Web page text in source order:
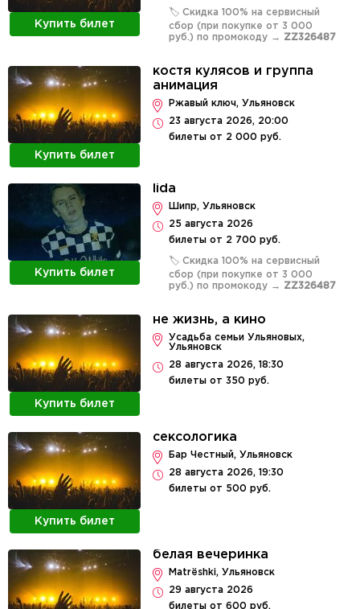
Купить билет
🏷️ Скидка 100% на сервисный
сбор (при покупке от 3 000
руб.) по промокоду → ZZ326487
Купить билет
костя кулясов и группа
анимация
Ржавый ключ, Ульяновск
23 августа 2026, 20:00
билеты от 2 000 руб.
Купить билет
lida
Шипр, Ульяновск
25 августа 2026
билеты от 2 700 руб.
🏷️ Скидка 100% на сервисный
сбор (при покупке от 3 000
руб.) по промокоду → ZZ326487
Купить билет
не жизнь, а кино
Усадьба семьи Ульяновых,
Ульяновск
28 августа 2026, 18:30
билеты от 350 руб.
Купить билет
сексологика
Бар Честный, Ульяновск
28 августа 2026, 19:30
билеты от 500 руб.
белая вечеринка
Matrëshki, Ульяновск
29 августа 2026
билеты от 600 руб.